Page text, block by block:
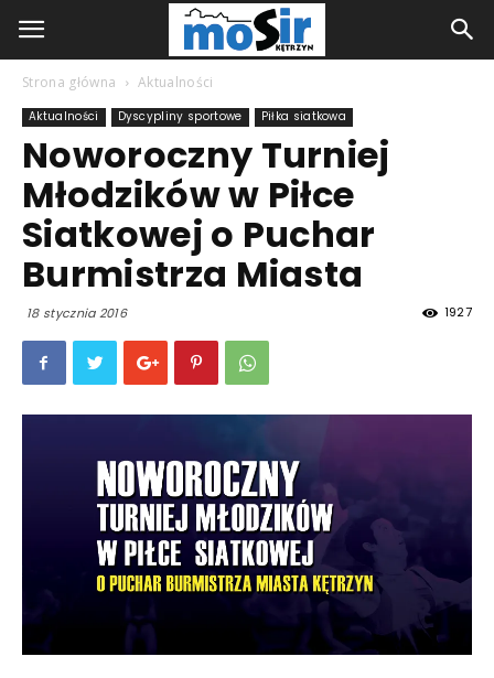
Strona główna Aktualności
Aktualności Dyscypliny sportowe Piłka siatkowa
Noworoczny Turniej
Młodzików w Piłce
Siatkowej o Puchar
Burmistrza Miasta
18 stycznia 2016 1927